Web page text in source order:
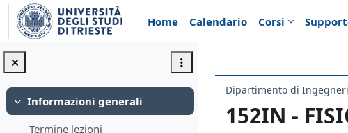
Vai al contenuto principale
Home
Calendario Corsi
Minimizza
Informazioni generali
Termine lezioni
Dipartimento di
152IN -